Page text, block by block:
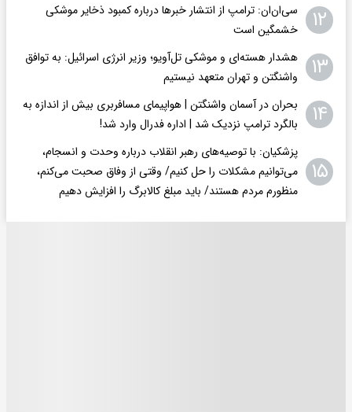
۱۲
سی‌ان‌ان: ترامپ از انتشار خبرها درباره کمبود ذخایر موشکی
خشمگین است
۱۳
هشدار هسته‌ای و موشکی تل‌آویو؛ وزیر انرژی اسرائیل: به توافق
واشنگتن و تهران متعهد نیستیم
۱۴
بحران در آسمان واشنگتن | هواپیمای مسافربری بیش از اندازه به
بالگرد ترامپ نزدیک شد | اداره فدرال وارد شد!
۱۵
پزشکیان: با توصیه‌های رهبر انقلاب درباره وحدت و انسجام،
می‌توانیم مشکلات را حل کنیم/ وقتی از وفاق صحبت می‌کنم،
منظورم مردم هستند/ باید مبلغ کالابرگ را افزایش دهیم